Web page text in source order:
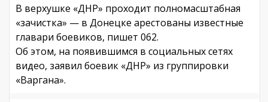
В верхушке «ДНР» проходит полномасштабная
«зачистка» — в Донецке арестованы известные
главари боевиков, пишет 062.
Об этом, на появившимся в социальных сетях
видео, заявил боевик «ДНР» из группировки
«Варгана».